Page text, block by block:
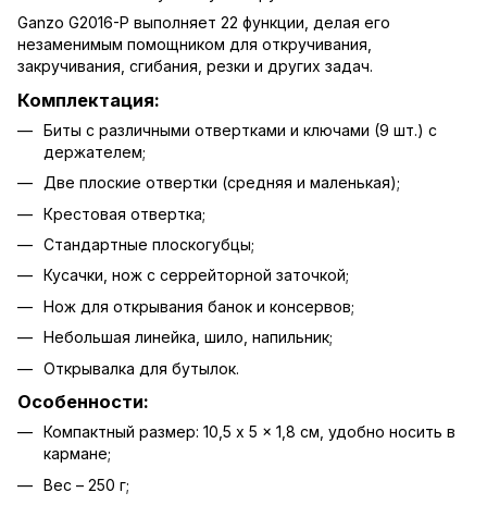
Ganzo G2016-P выполняет 22 функции, делая его
незаменимым помощником для откручивания,
закручивания, сгибания, резки и других задач.
Комплектация:
Биты с различными отвертками и ключами (9 шт.) с
держателем;
Две плоские отвертки (средняя и маленькая);
Крестовая отвертка;
Стандартные плоскогубцы;
Кусачки, нож с серрейторной заточкой;
Нож для открывания банок и консервов;
Небольшая линейка, шило, напильник;
Открывалка для бутылок.
Особенности:
Компактный размер: 10,5 x 5 x 1,8 см, удобно носить в
кармане;
Вес – 250 г;